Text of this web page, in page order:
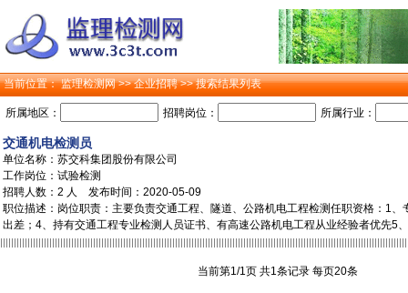
当前位置：监理检测网>>企业招聘>> 搜索结果列表
所属地区： 招聘岗位： 所属行业：
交通机电检测员
单位名称： 苏交科集团股份有限公司
工作岗位：试验检测
招聘人数：2 人 发布时间：2020-05-09
职位描述：岗位职责：主要负责交通工程、隧道、公路机电工程检测任职资格：1
出差；4、持有交通工程专业检测人员证书、有高速公路机电工程从业经验者优先
当前第1/1页 共1条记录 每页20条